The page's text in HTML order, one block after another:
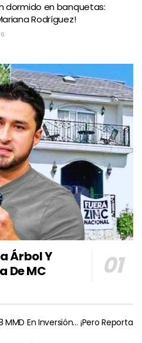
dormido en banquetas:
Rodríguez!
Árbol Y
De MC
En Inversión… ¡Pero Reporta